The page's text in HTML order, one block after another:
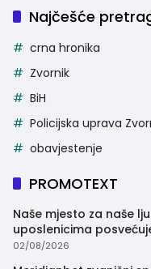
Najčešće
crna hronika
Zvornik
BiH
Policijska uprava
obavjestenje
PROMOTEXT
Naše mjesto za naše
uposlenicima
trenutak
02/08/2026